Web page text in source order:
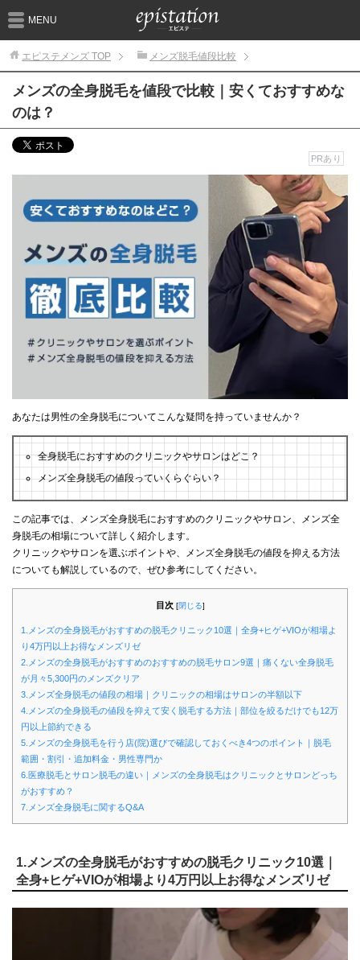
MENU
エピステメンズ TOP メンズ脱毛値段比較
メンズの全身脱毛を値段で比較｜安くておすすめな
のは？
PRあり
あなたは男性の全身脱毛についてこんな疑問を持っていませんか？
全身脱毛におすすめのクリニックやサロンはどこ？
メンズ全身脱毛の値段っていくらぐらい？
この記事では、メンズ全身脱毛におすすめのクリニックやサロン、メンズ全
身脱毛の相場について詳しく紹介します。
クリニックやサロンを選ぶポイントや、メンズ全身脱毛の値段を抑える方法
についても解説しているので、ぜひ参考にしてください。
目次 [閉じる]
1.メンズの全身脱毛がおすすめの脱毛クリニック10選｜全身+ヒゲ+VIOが相場よ
り4万円以上お得なメンズリゼ
2.メンズの全身脱毛がおすすめのおすすめの脱毛サロン9選｜痛くない全身脱毛
が月々5,300円のメンズクリア
3.メンズ全身脱毛の値段の相場｜クリニックの相場はサロンの半額以下
4.メンズの全身脱毛の値段を抑えて安く脱毛する方法｜部位を絞るだけでも12万
円以上節約できる
5.メンズの全身脱毛を行う店(院)選びで確認しておくべき4つのポイント｜脱毛
範囲・割引・追加料金・男性専門か
6.医療脱毛とサロン脱毛の違い｜メンズの全身脱毛はクリニックとサロンどっち
がおすすめ？
7.メンズ全身脱毛に関するQ&A
1.メンズの全身脱毛がおすすめの脱毛クリニック10選｜
全身+ヒゲ+VIOが相場より4万円以上お得なメンズリゼ